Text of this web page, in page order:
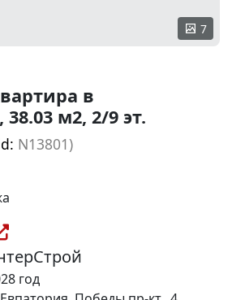
7
в
м2, 2/9 эт.
N13801)
год